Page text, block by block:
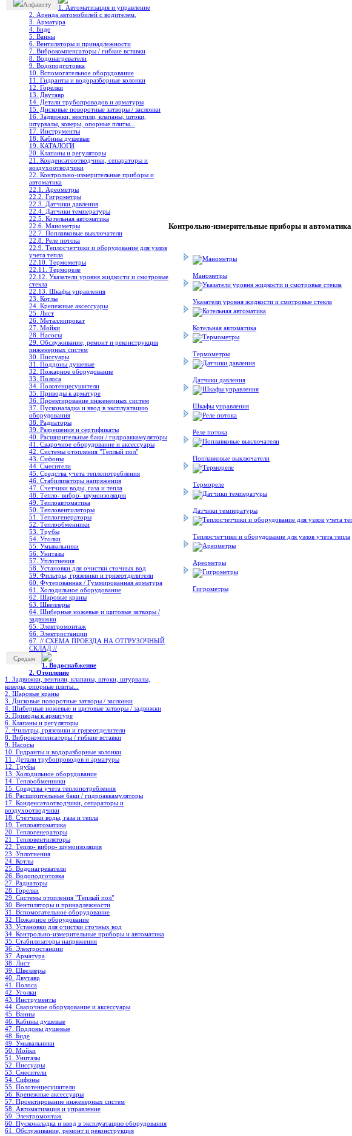
Алфавиту
1. Автоматизация и управление
2. Аренда автомобилей с водителем.
3. Арматура
4. Биде
5. Ванны
6. Вентиляторы и принадлежности
7. Виброкомпенсаторы / гибкие вставки
8. Водонагреватели
9. Водоподготовка
10. Вспомогательное оборудование
11. Гидранты и водоразборные колонки
12. Горелки
13. Двутавр
14. Детали трубопроводов и арматуры
15. Дисковые поворотные затворы / заслонки
16. Задвижки, вентили, клапаны, штоки,
штурвалы, коверы, опорные плиты...
17. Инструменты
18. Кабины душевые
19. КАТАЛОГИ
20. Клапаны и регуляторы
21. Конденсатоотводчики, сепараторы и
воздухоотводчики
22. Контрольно-измерительные приборы и
автоматика
22.1. Ареометры
22.2. Гигрометры
22.3. Датчики давления
22.4. Датчики температуры
22.5. Котельная автоматика
22.6. Манометры
22.7. Поплавковые выключатели
22.8. Реле потока
22.9. Теплосчетчики и оборудование для узлов
учета тепла
22.10. Термометры
22.11. Термореле
22.12. Указатели уровня жидкости и смотровые
стекла
22.13. Шкафы управления
23. Котлы
24. Крепежные аксессуары
25. Лист
26. Металлопрокат
27. Мойки
28. Насосы
29. Обслуживание, ремонт и реконструкция
инженерных систем
30. Писсуары
31. Поддоны душевые
32. Пожарное оборудование
33. Полоса
34. Полотенцесушители
35. Приводы к арматуре
36. Проектирование инженерных систем
37. Пусконаладка и ввод в эксплуатацию
оборудования
38. Радиаторы
39. Разрешения и сертификаты
40. Расширительные баки / гидроаккамуляторы
41. Сварочное оборудование и аксессуары
42. Системы отопления "Теплый пол"
43. Сифоны
44. Смесители
45. Средства учета теплопотребления
46. Стабилизаторы напряжения
47. Счетчики воды, газа и тепла
48. Тепло- вибро- шумоизоляция
49. Теплоавтоматика
50. Тепловентиляторы
51. Теплогенераторы
52. Теплообменники
53. Трубы
54. Уголки
55. Умывальники
56. Унитазы
57. Уплотнения
58. Установки для очистки сточных вод
59. Фильтры, грязевики и грязеотделители
60. Футерованная / Гуммированная арматура
61. Холодильное oборудование
62. Шаровые краны
63. Швеллеры
64. Шиберные ножевые и щитовые затворы /
задвижки
65. Электромонтаж
66. Электростанции
67. // СХЕМА ПРОЕЗДА НА ОТГРУЗОЧНЫЙ
СКЛАД //
Средам
1. Водоснабжение
2. Отопление
1. Задвижки, вентили, клапаны, штоки, штурвалы,
коверы, опорные плиты...
2. Шаровые краны
3. Дисковые поворотные затворы / заслонки
4. Шиберные ножевые и щитовые затворы / задвижки
5. Приводы к арматуре
6. Клапаны и регуляторы
7. Фильтры, грязевики и грязеотделители
8. Виброкомпенсаторы / гибкие вставки
9. Насосы
10. Гидранты и водоразборные колонки
11. Детали трубопроводов и арматуры
12. Трубы
13. Холодильное oборудование
14. Теплообменники
15. Средства учета теплопотребления
16. Расширительные баки / гидроаккамуляторы
17. Конденсатоотводчики, сепараторы и
воздухоотводчики
18. Счетчики воды, газа и тепла
19. Теплоавтоматика
20. Теплогенераторы
21. Тепловентиляторы
22. Тепло- вибро- шумоизоляция
23. Уплотнения
24. Котлы
25. Водонагреватели
26. Водоподготовка
27. Радиаторы
28. Горелки
29. Системы отопления "Теплый пол"
30. Вентиляторы и принадлежности
31. Вспомогательное оборудование
32. Пожарное оборудование
33. Установки для очистки сточных вод
34. Контрольно-измерительные приборы и автоматика
35. Стабилизаторы напряжения
36. Электростанции
37. Арматура
38. Лист
39. Швеллеры
40. Двутавр
41. Полоса
42. Уголки
43. Инструменты
44. Сварочное оборудование и аксессуары
45. Ванны
46. Кабины душевые
47. Поддоны душевые
48. Биде
49. Умывальники
50. Мойки
51. Унитазы
52. Писсуары
53. Смесители
54. Сифоны
55. Полотенцесушители
56. Крепежные аксессуары
57. Проектирование инженерных систем
58. Автоматизация и управление
59. Электромонтаж
60. Пусконаладка и ввод в эксплуатацию оборудования
61. Обслуживание, ремонт и реконструкция
Контрольно-измерительные приборы и автоматика
Манометры
Указатели уровня жидкости и смотровые стекла
Котельная автоматика
Термометры
Датчики давления
Шкафы управления
Реле потока
Поплавковые выключатели
Термореле
Датчики температуры
Теплосчетчики и оборудование для узлов учета тепла
Ареометры
Гигрометры